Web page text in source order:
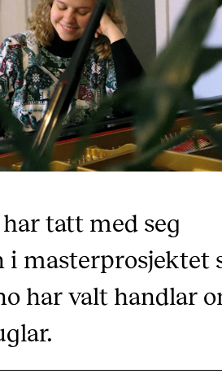
STUDENTSTØTTE
tatt med seg
i masterprosjektet
har valt handlar